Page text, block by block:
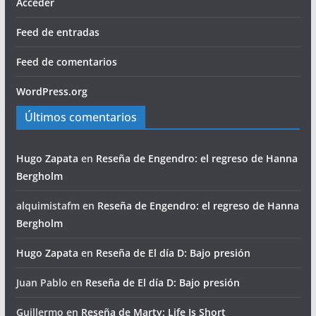
Feed de entradas
Feed de comentarios
WordPress.org
Últimos comentarios
Hugo Zapata en Reseña de Engendro: el regreso de Hanna
Bergholm
alquimistafmen Reseña de Engendro: el regreso de Hanna
Bergholm
Hugo Zapata en Reseña de El día D: Bajo presión
Juan Pablo en Reseña de El día D: Bajo presión
Guillermo en Reseña de Marty: Life Is Short